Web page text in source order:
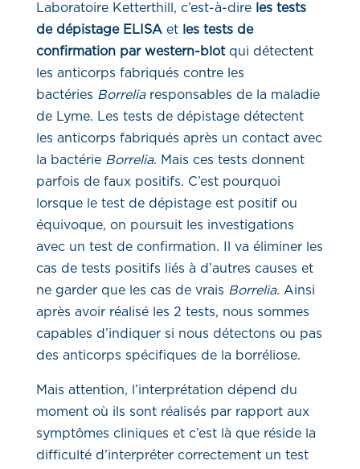
Laboratoire Ketterthill, c’est-à-dire
les tests
de dépistage ELISA et
les tests de
confirmation par western-blot qui détectent
les anticorps fabriqués contre les
bactéries Borrelia responsables de la maladie
de Lyme. Les tests de dépistage détectent
les anticorps fabriqués après un contact avec
la bactérie Borrelia. Mais ces tests donnent
parfois de faux positifs. C’est pourquoi
lorsque le test de dépistage est positif ou
équivoque, on poursuit les investigations
avec un test de confirmation. Il va éliminer les
cas de tests positifs liés à d’autres causes et
ne garder que les cas de vrais Borrelia. Ainsi
après avoir réalisé les 2 tests, nous sommes
capables d’indiquer si nous détectons ou pas
des anticorps spécifiques de la borréliose.
Mais attention, l’interprétation dépend du
moment où ils sont réalisés par rapport aux
symptômes cliniques et c’est là que réside la
difficulté d’interpréter correctement un test